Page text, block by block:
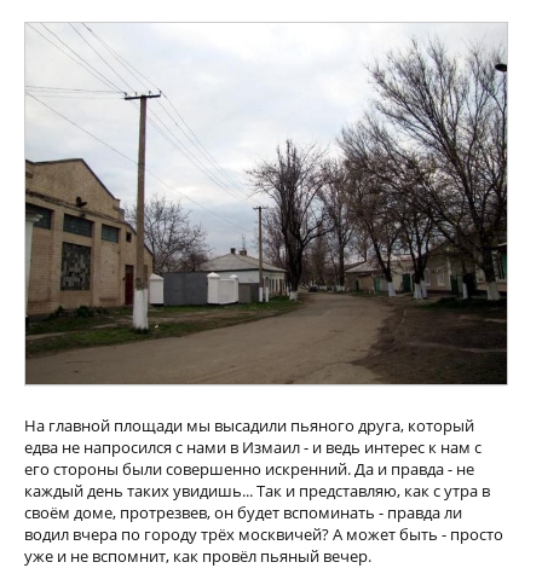
На главной площади мы высадили пьяного друга, который
едва не напросился с нами в Измаил - и ведь интерес к нам с
его стороны были совершенно искренний. Да и правда - не
каждый день таких увидишь... Так и представляю, как с утра в
своём доме, протрезвев, он будет вспоминать - правда ли
водил вчера по городу трёх москвичей? А может быть - просто
уже и не вспомнит, как провёл пьяный вечер.